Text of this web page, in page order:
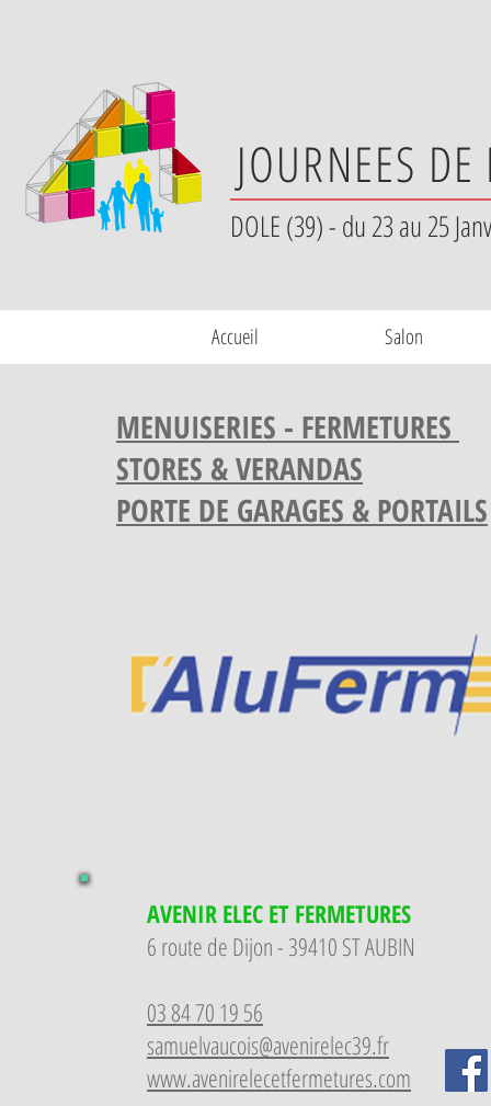
JOURNEES
DOLE (39) - du 23 au 25
Accueil Salon
MENUISERIES - FERMETURES
STORES & VERANDAS
PORTE DE GARAGES & PORTAILS
AVENIR ELEC ET FERMETURES
6 route de Dijon - 39410 ST AUBIN
03 84 70 19 56
samuelvaucois@avenirelec39.fr
www.avenirelecetfermetures.com